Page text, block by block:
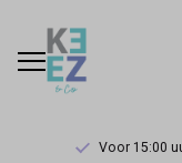
Voor 15:00